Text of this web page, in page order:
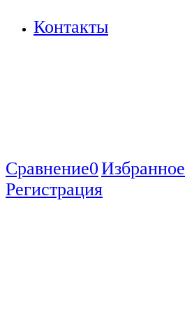
Контакты
Сравнение0Избранное
Регистрация